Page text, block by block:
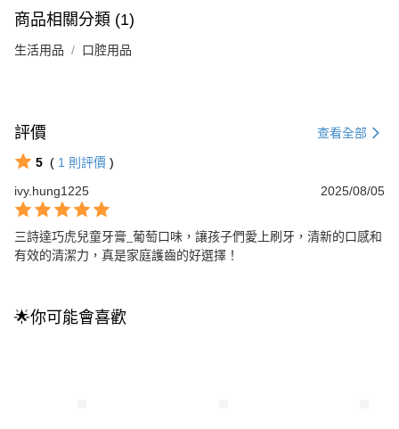
商品相關分類 (1)
生活用品 口腔用品
評價 查看全部
5 ( 1 則評價 )
ivy.hung1225
2025/08/05
三詩達巧虎兒童牙膏_葡萄口味，讓孩子們愛上刷牙，清新的口感和
有效的清潔力，真是家庭護齒的好選擇！
🌟你可能會喜歡